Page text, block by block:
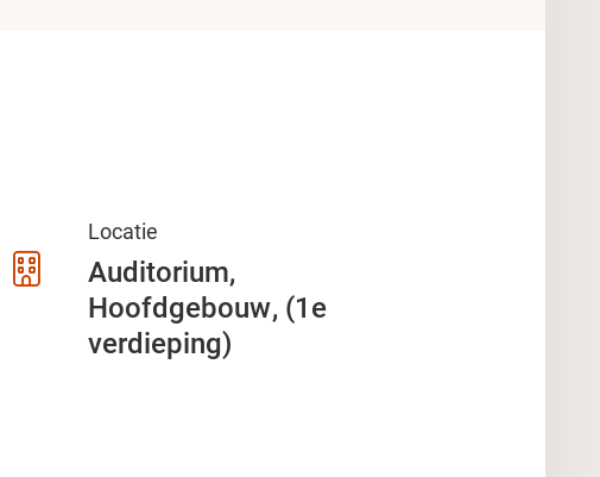
Locatie
Auditorium,
Hoofdgebouw (1e
verdieping)